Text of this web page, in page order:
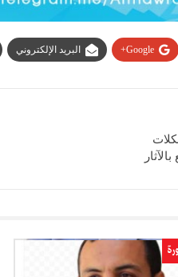
Google+ البريد الإلكتروني